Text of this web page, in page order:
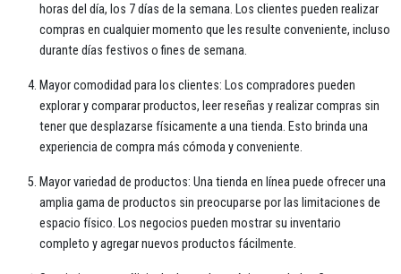
horas del día, los 7 días de la semana. Los clientes pueden realizar
compras en cualquier momento que les resulte conveniente, incluso
durante días festivos o fines de semana.
Mayor comodidad para los clientes: Los compradores pueden
explorar y comparar productos, leer reseñas y realizar compras sin
tener que desplazarse físicamente a una tienda. Esto brinda una
experiencia de compra más cómoda y conveniente.
Mayor variedad de productos: Una tienda en línea puede ofrecer una
amplia gama de productos sin preocuparse por las limitaciones de
espacio físico. Los negocios pueden mostrar su inventario
completo y agregar nuevos productos fácilmente.